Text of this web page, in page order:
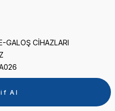
GALOŞ CİHAZLARI
Al